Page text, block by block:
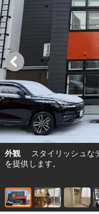
外観
スタイリッシュな
を提供します。